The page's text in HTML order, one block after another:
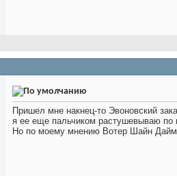
Пришел мне накнец-то Эвоновский
я ее еще пальчиком растушевываю по
Но по моему мнению Вотер Шайн